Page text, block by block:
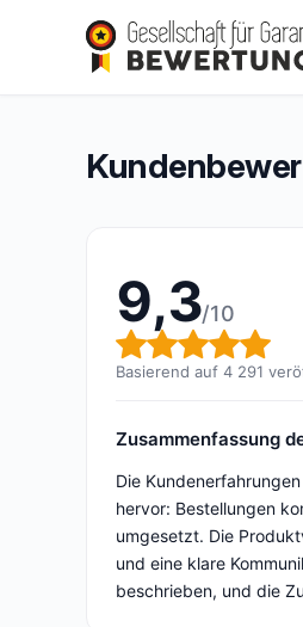
europaband
Gesamtbewertung: 9,3
9,3/10(4 291
9,3/10
Basierend auf 4 291
Zusammenfassung
Die
hervor: Bestellungen
umgesetzt. Die
und eine klare
beschrieben, und die